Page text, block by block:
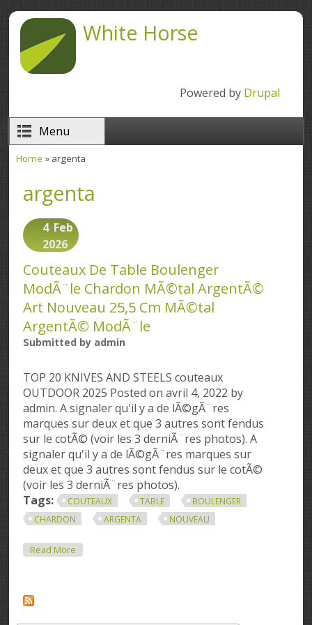
Skip to main contentWhite Horse
Powered by Drupal
Menu
Home » argenta
argenta
4 Feb
2026
Couteaux De Table Boulenger
ModÃ¨le Chardon MÃ©tal ArgentÃ©
Art Nouveau 25,5 Cm MÃ©tal
ArgentÃ© ModÃ¨le
Submitted by admin
TOP 20 KNIVES AND STEELS couteaux
OUTDOOR 2025 Posted on avril 4, 2022 by
admin. A signaler qu'il y a de lÃ©gÃ¨res
marques sur deux et que 3 autres sont fendus
sur le cotÃ© (voir les 3 derniÃ¨res photos). A
signaler qu'il y a de lÃ©gÃ¨res marques sur
deux et que 3 autres sont fendus sur le cotÃ©
(voir les 3 derniÃ¨res photos).
Tags:
COUTEAUX TABLE
BOULENGER
CHARDON
ARGENTA NOUVEAU
Read More